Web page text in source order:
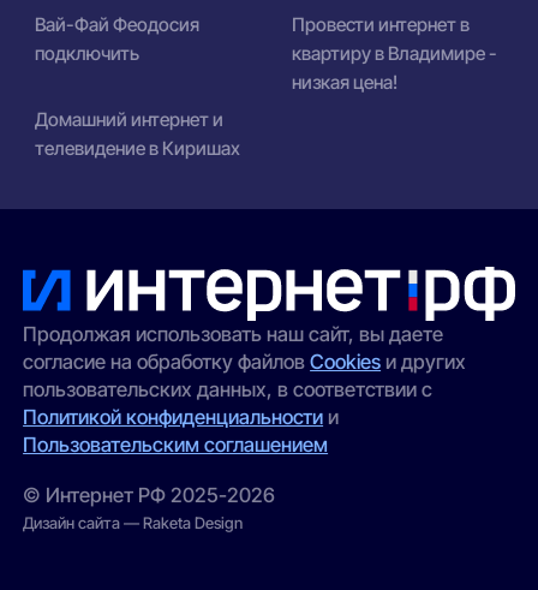
Вай-Фай Феодосия
подключить
Провести интернет в
квартиру в Владимире -
низкая цена!
Домашний интернет и
телевидение в Киришах
Продолжая использовать наш сайт, вы даете
согласие на обработку файловCookies и других
пользовательских данных, в соответствии с
Политикой конфиденциальности и
Пользовательским соглашением
© Интернет РФ 2025-2026
Дизайн сайта — Raketa Design